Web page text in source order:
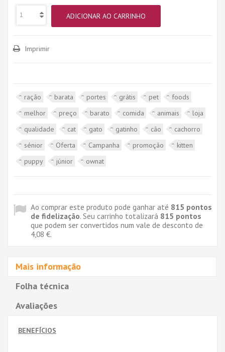
ADICIONAR AO CARRINHO
Imprimir
ração barata portes grátis pet
foods
melhor
preço barato comida animais
loja
qualidade
cat gato gatinho cão
cachorro
sénior
Oferta Campanha promoção
kitten
puppy
júnior ownat
Ao comprar este produto pode ganhar até 815 pontos
de fidelização. Seu carrinho totalizará 815 pontos
que podem ser convertidos num vale de desconto de
4,08 €.
Mais informação
Folha técnica
Avaliações
BENEFÍCIOS